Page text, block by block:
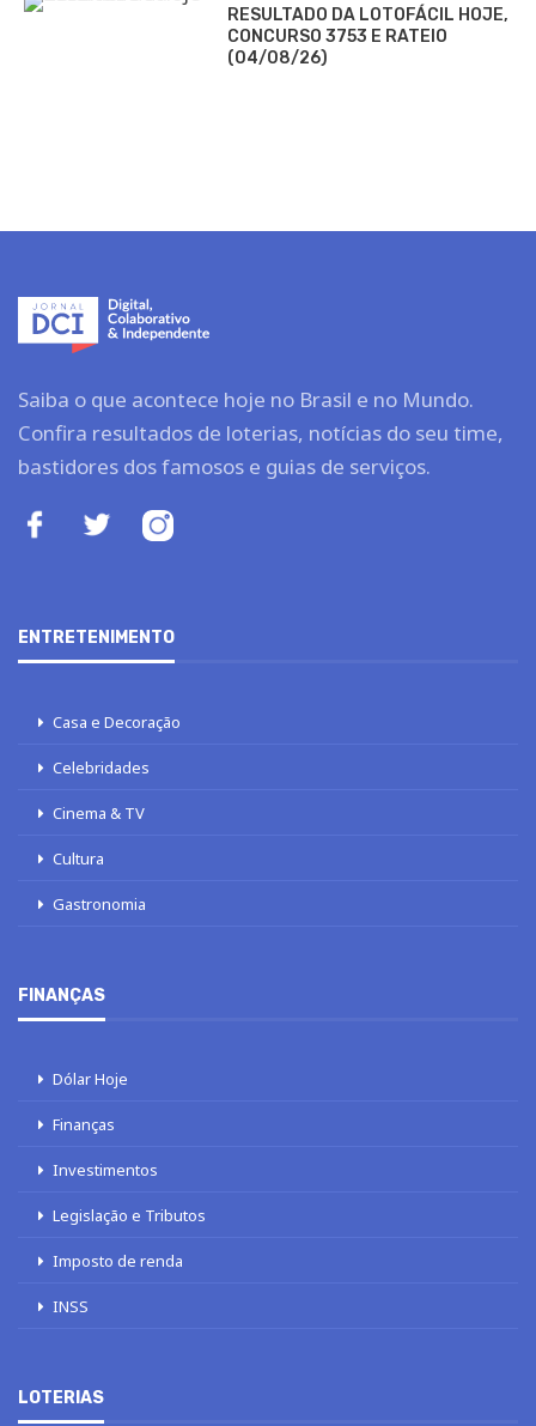
RESULTADO DA LOTOFÁCIL HOJE,
CONCURSO 3753 E RATEIO
(04/08/26)
Saiba o que acontece hoje no Brasil e no Mundo.
Confira resultados de loterias, notícias do seu time,
bastidores dos famosos e guias de serviços.
ENTRETENIMENTO
Casa e Decoração
Celebridades
Cinema & TV
Cultura
Gastronomia
FINANÇAS
Dólar Hoje
Finanças
Investimentos
Legislação e Tributos
Imposto de renda
INSS
LOTERIAS